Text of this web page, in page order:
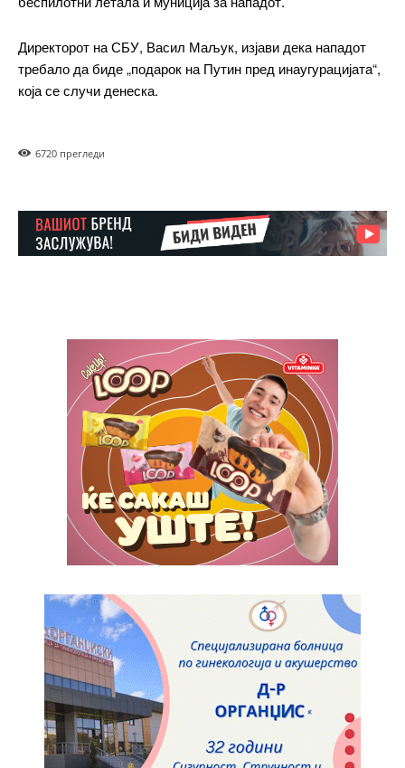
ИЗБЕРЕТЕ ПЛАН
Included for free:
Etiam est nibh, lobortis sit
Ut mollis pellentesque tortor
Orci varius natoque dolor
100 / yearplaceholder text
ИЗБЕРЕТЕ ПЛАН
Full member access:
Etiam est nibh, lobortis sit
Praesent euismod ac
Ut mollis pellentesque tortor
Donec quis est ac felis
Orci varius natoque dolor
Yearly pricing Monthly pricing
Директорот на СБУ, Васил Маљук, изјави дека нападот
требало да биде „подарок на Путин пред инаугурацијата“,
која се случи денеска.
6720 прегледи